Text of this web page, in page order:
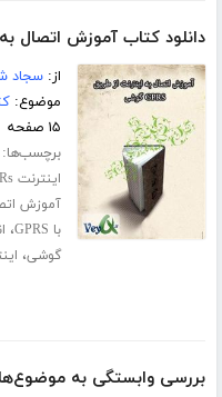
دانلود کتاب آموزش اتصال
از:سجاد
موضوع:
۱۵ صفحه
برچسب‌ها:
اینترنت GPRs
آموزش
با GPRS
،
گوشی،
بررسی واب‍س‍ت‍گ‍ی‌ ب‍ه‌